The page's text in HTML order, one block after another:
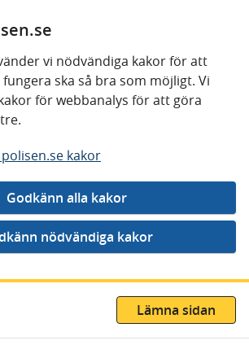
vi nödvändiga kakor för att
ska så bra som möjligt. Vi
för webbanalys för att göra
kakor
Lämna sidan